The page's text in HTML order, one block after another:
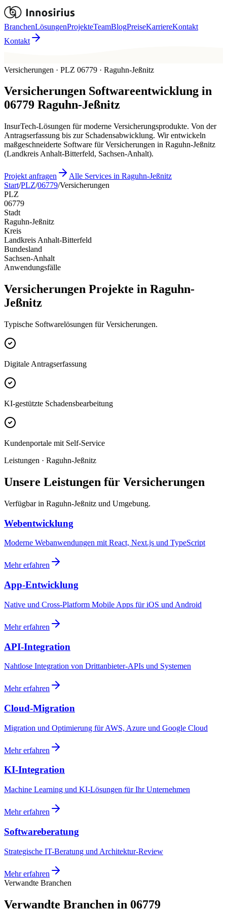
BranchenLösungenProjekteTeamBlogPreiseKarriereKontakt
Kontakt
Versicherungen · PLZ 06779 · Raguhn-Jeßnitz
Versicherungen Softwareentwicklung in
06779 Raguhn-Jeßnitz
InsurTech-Lösungen für moderne Versicherungsprodukte. Von der
Antragserfassung bis zur Schadensabwicklung. Wir entwickeln
maßgeschneiderte Software für Versicherungen in Raguhn-Jeßnitz
(Landkreis Anhalt-Bitterfeld, Sachsen-Anhalt).
Projekt anfragen
Alle Services in Raguhn-Jeßnitz
Start/PLZ/06779/Versicherungen
PLZ
06779
Stadt
Raguhn-Jeßnitz
Kreis
Landkreis Anhalt-Bitterfeld
Bundesland
Sachsen-Anhalt
Anwendungsfälle
Versicherungen Projekte in Raguhn-
Jeßnitz
Typische Softwarelösungen für Versicherungen.
Digitale Antragserfassung
KI-gestützte Schadensbearbeitung
Kundenportale mit Self-Service
Leistungen · Raguhn-Jeßnitz
Unsere Leistungen für Versicherungen
Verfügbar in Raguhn-Jeßnitz und Umgebung.
Webentwicklung
Moderne Webanwendungen mit React, Next.js und TypeScript
Mehr erfahren
App-Entwicklung
Native und Cross-Platform Mobile Apps für iOS und Android
Mehr erfahren
API-Integration
Nahtlose Integration von Drittanbieter-APIs und Systemen
Mehr erfahren
Cloud-Migration
Migration und Optimierung für AWS, Azure und Google Cloud
Mehr erfahren
KI-Integration
Machine Learning und KI-Lösungen für Ihr Unternehmen
Mehr erfahren
Softwareberatung
Strategische IT-Beratung und Architektur-Review
Mehr erfahren
Verwandte Branchen
Verwandte Branchen in 06779